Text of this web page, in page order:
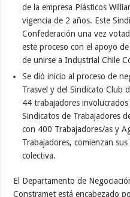
de la empresa Plásticos
vigencia de 2 años. Este
Confederación una vez
este proceso con el apoyo
de unirse a Industrial Chile
Se dió inicio al proceso de
Trasvel y del Sindicato Club
44 trabajadores
Sindicatos de Trabajadores
con 400 Trabajadores/as y
Trabajadores, comienzan
colectiva.
El Departamento de
Constramet está encabezado